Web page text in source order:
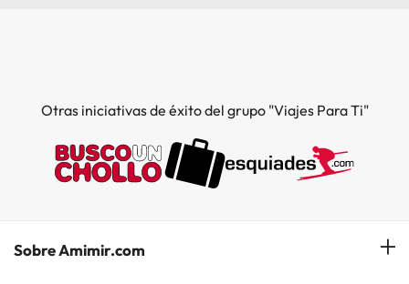
Otras iniciativas de éxito del grupo "Viajes Para Ti"
Sobre Amimir.com